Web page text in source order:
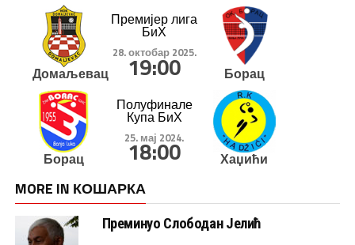
Домаљевац
Премијер лига
БиХ
28. октобар 2025.
19:00 Борац
Борац
Полуфинале
Купа БиХ
25. мај 2024.
18:00 Хаџићи
MORE IN КОШАРКА
Преминуо Слободан Јелић